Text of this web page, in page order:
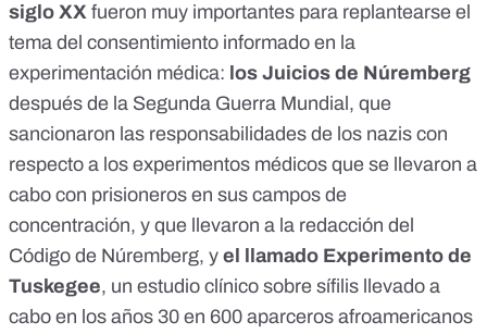
siglo XX fueron muy importantes para replantearse el
tema del consentimiento informado en la
experimentación médica: los Juicios de Núremberg
después de la Segunda Guerra Mundial, que
sancionaron las responsabilidades de los nazis con
respecto a los experimentos médicos que se llevaron a
cabo con prisioneros en sus campos de
concentración, y que llevaron a la redacción del
Código de Núremberg, y el llamado Experimento de
Tuskegee, un estudio clínico sobre sífilis llevado a
cabo en los años 30 en 600 aparceros afroamericanos